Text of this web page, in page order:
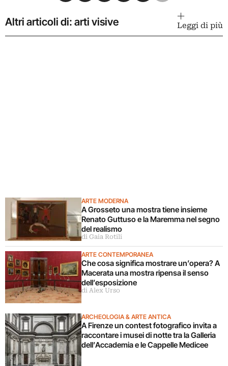
Altri articoli di: arti visive Leggi di più
ARTE MODERNA
A Grosseto una mostra tiene insieme
Renato Guttuso e la Maremma nel segno
del realismo
di Gaia Rotili
ARTE CONTEMPORANEA
Che cosa significa mostrare un’opera? A
Macerata una mostra ripensa il senso
dell’esposizione
di Alex Urso
ARCHEOLOGIA & ARTE ANTICA
A Firenze un contest fotografico invita a
raccontare i musei di notte tra la Galleria
dell’Accademia e le Cappelle Medicee